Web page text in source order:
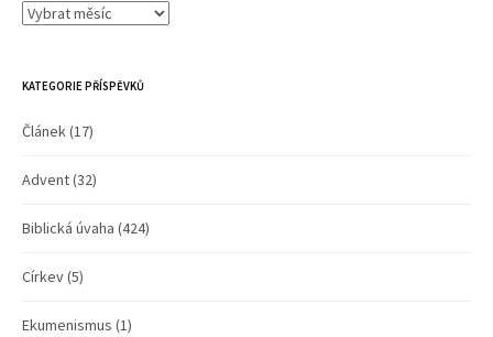
Archivy
KATEGORIE PŘÍSPĚVKŮ
Článek(17)
Advent(32)
Biblická úvaha (424)
Církev(5)
Ekumenismus (1)